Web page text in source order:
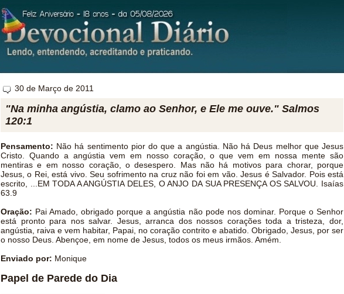
30 de Março de 2011
"Na minha angústia, clamo ao Senhor, e Ele me ouve." Salmos
120:1
Pensamento: Não há sentimento pior do que a angústia. Não há Deus melhor que Jesus
Cristo. Quando a angústia vem em nosso coração, o que vem em nossa mente são
mentiras e em nosso coração, o desespero. Mas não há motivos para chorar, porque
Jesus, o Rei, está vivo. Seu sofrimento na cruz não foi em vão. Jesus é Salvador. Pois está
escrito, ...EM TODA A ANGÚSTIA DELES, O ANJO DA SUA PRESENÇA OS SALVOU. Isaías
63.9
Oração: Pai Amado, obrigado porque a angústia não pode nos dominar. Porque o Senhor
está pronto para nos salvar. Jesus, arranca dos nossos corações toda a tristeza, dor,
angústia, raiva e vem habitar, Papai, no coração contrito e abatido. Obrigado, Jesus, por ser
o nosso Deus. Abençoe, em nome de Jesus, todos os meus irmãos. Amém.
Enviado por: Monique
Papel de Parede do Dia